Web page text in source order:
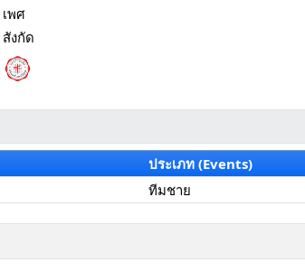
เพศ
สังกัด
ประเภท (Events)
ทีมชาย